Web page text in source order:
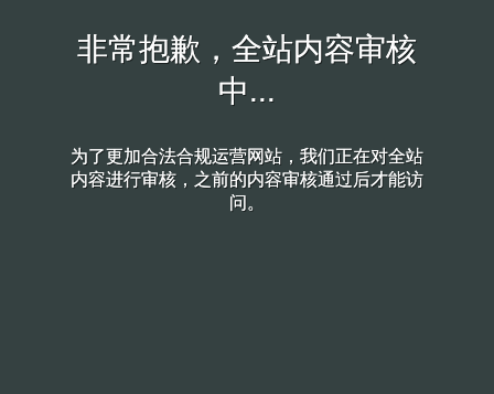
非常抱歉，全站内容审核
中...
为了更加合法合规运营网站，我们正在对全站
内容进行审核，之前的内容审核通过后才能访
问。
非常抱歉，全站内容审核
中...
为了更加合法合规运营网站，我们正在对全站
内容进行审核，之前的内容审核通过后才能访
问。